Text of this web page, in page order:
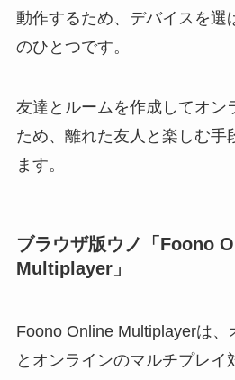
動作するため、デバイスを選
のひとつです。
友達とルームを作成してオン
ため、離れた友人と楽しむ手
ます。
ブラウザ版ウノ「Foono
Multiplayer」
Foono Online Multiplayerは
とオンラインのマルチプレイ